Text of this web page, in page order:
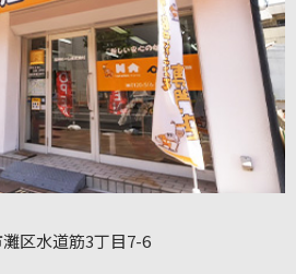
区水道筋3丁目7-6